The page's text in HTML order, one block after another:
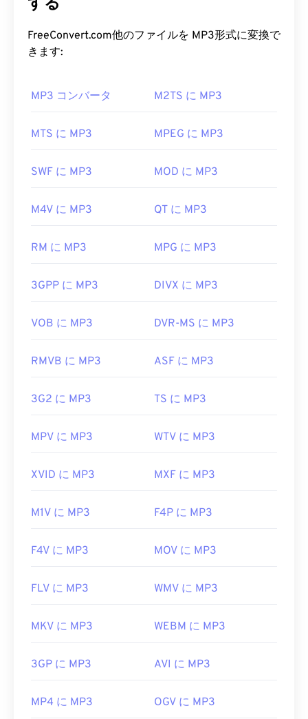
ばいいですか?
RMIファイルを開くのに最適なプログラムは
能なツールです。
ヤーはRMIファイルを開くための確実なツールで
Windows Media Player
Noteworthy Player
開発者: MIDI Manufacturers Association
役立つリンク:
https://en.wikipedia.org/wiki/MIDI
用されているオーディオファイルです。ファイルサ
イズが小さく、音質も許容範囲内であるため、
ばいいですか?
MP3ファイルは非常に普及しているため、ほとん
どの主要なオーディオ再生プログラムが対応してい
ラットフォームに応じて
iTunes または
プレビューすること
もできます。
はVLCメディアプレーヤーです。MP3拡張子を使用
Masterpointグリーンポイントデータ （現在は廃
ル （ビットコインで身代金を要求したマルウェア）
ですが、幸いなことに現在は無効化されており、も
役立つリンク:
https://mpeg.chiariglione.org/standards/mpeg-
する
FreeConvert.com他のファイルを MP3形式に変換で
きます:
MP3 コンバータ M2TS に MP3
MTS に MP3 MPEG に MP3
SWF に MP3 MOD に MP3
M4V に MP3 QT に MP3
RM に MP3 MPG に MP3
3GPP に MP3 DIVX に MP3
VOB に MP3 DVR-MS に MP3
RMVB に MP3 ASF に MP3
3G2 に MP3 TS に MP3
MPV に MP3 WTV に MP3
XVID に MP3 MXF に MP3
M1V に MP3 F4P に MP3
F4V に MP3 MOV に MP3
FLV に MP3 WMV に MP3
MKV に MP3 WEBM に MP3
3GP に MP3 AVI に MP3
MP4 に MP3 OGV に MP3